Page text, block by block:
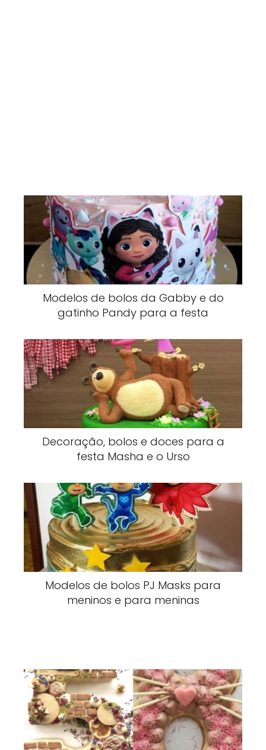
Modelos de bolos da Gabby e do
gatinho Pandy para a festa
Decoração, bolos e doces para a
festa Masha e o Urso
Modelos de bolos PJ Masks para
meninos e para meninas